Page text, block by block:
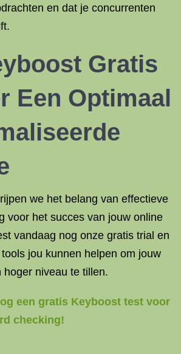
en dat je concurrenten
Gratis
Een Optimaal
we het belang van effectieve
voor het succes van jouw online
vandaag nog onze gratis trial en
jou kunnen helpen om jouw
hoger niveau te tillen.
een gratis Keyboost test voor
checking!